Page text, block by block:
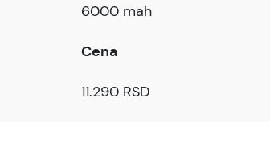
6000 mah
Cena
11.290 RSD